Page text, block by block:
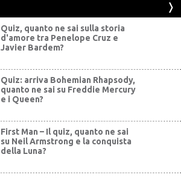
Quiz, quanto ne sai sulla storia
d'amore tra Penelope Cruz e
Javier Bardem?
Quiz: arriva Bohemian Rhapsody,
quanto ne sai su Freddie Mercury
e i Queen?
First Man – Il quiz, quanto ne sai
su Neil Armstrong e la conquista
della Luna?